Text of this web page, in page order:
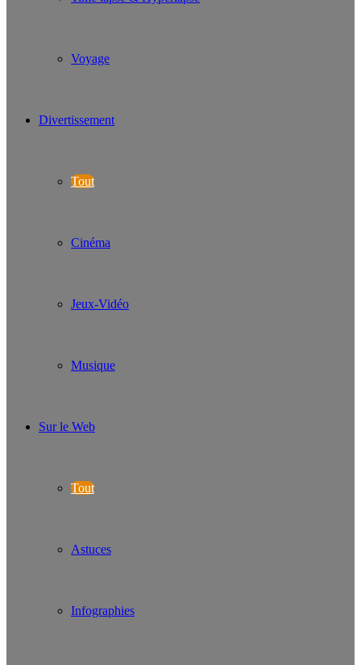
Voyage
Divertissement
Tout
Cinéma
Jeux-Vidéo
Musique
Sur le Web
Tout
Astuces
Infographies